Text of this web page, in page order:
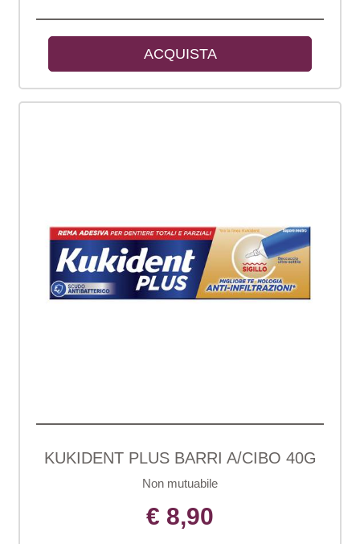
ACQUISTA
KUKIDENT PLUS BARRI A/CIBO 40G
Non mutuabile
€ 8,90